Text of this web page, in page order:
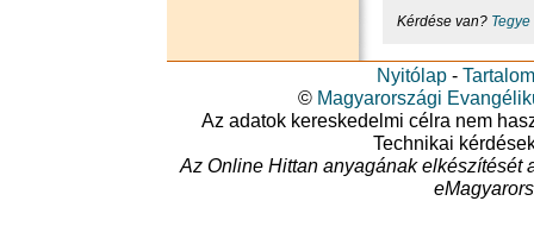
Kérdése van? Tegye
Nyitólap - Tartalom
© Magyarországi
Az adatok kereskedelmi célra nem
Technikai
Az Online Hittan anyagának elkészítését